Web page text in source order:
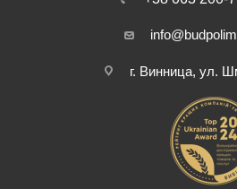
г. Винница, ул.